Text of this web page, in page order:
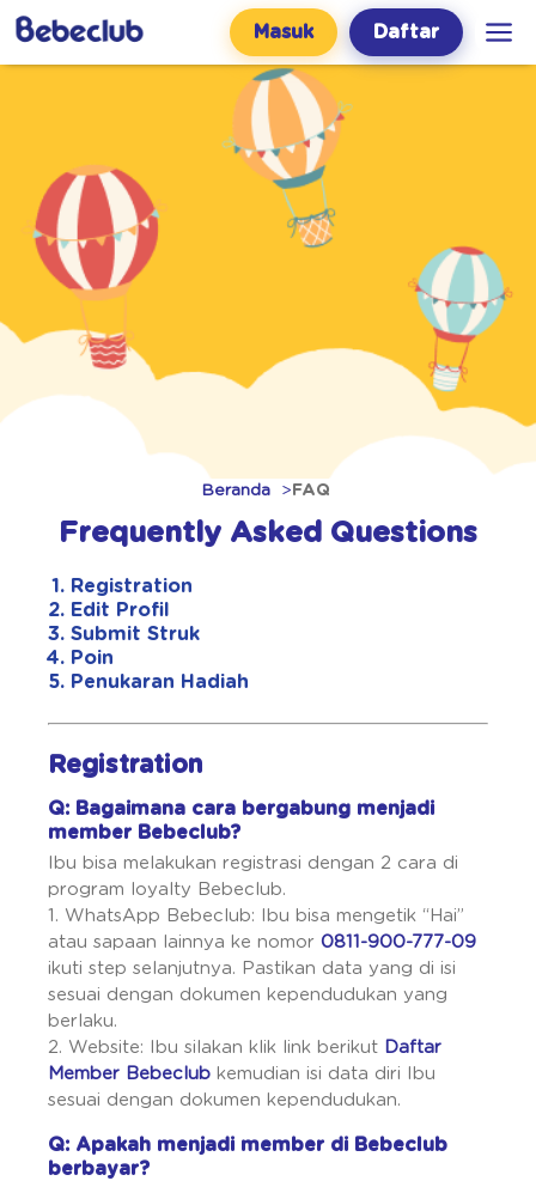
Masuk Daftar
Beranda FAQ
Frequently Asked Questions
Registration
Q: Bagaimana cara bergabung menjadi
member Bebeclub?
Ibu bisa melakukan registrasi dengan 2 cara di
program loyalty Bebeclub.
1. WhatsApp Bebeclub: Ibu bisa mengetik “Hai”
atau sapaan lainnya ke nomor0811-900-777-09
ikuti step selanjutnya. Pastikan data yang di isi
sesuai dengan dokumen kependudukan yang
berlaku.
2. Website: Ibu silakan klik link berikut Daftar
Member Bebeclub kemudian isi data diri Ibu
sesuai dengan dokumen kependudukan.
Q: Apakah menjadi member di Bebeclub
berbayar?
Registration
Edit Profil
Submit Struk
Poin
Penukaran Hadiah